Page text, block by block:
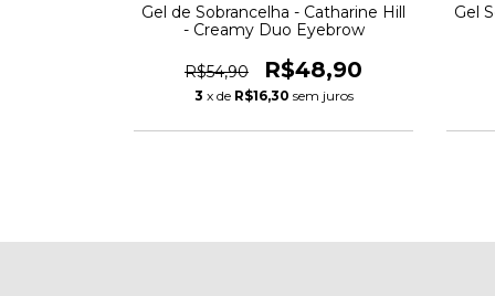
Gel de Sobrancelha - Catharine Hill
- Creamy Duo Eyebrow
R$54,90 R$48,90
3 x de R$16,30 sem juros
Gel